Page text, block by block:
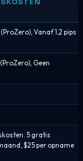
Vanaf 1,2 pips
Geen
5 gratis
$25 per opname